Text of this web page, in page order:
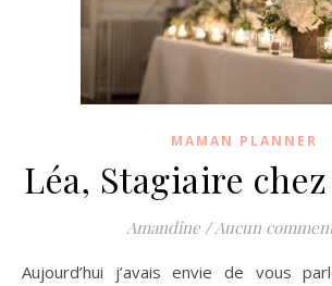
MAMAN PLANNER
Léa, Stagiaire
Amandine /Aucun
Aujourd’hui j’avais envie de vous parler de Léa, mon